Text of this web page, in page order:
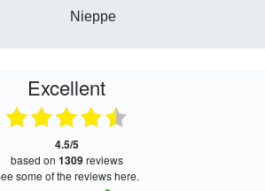
Nieppe
Excellent
4.5/5
based on 1309reviews
see some of the reviews here.